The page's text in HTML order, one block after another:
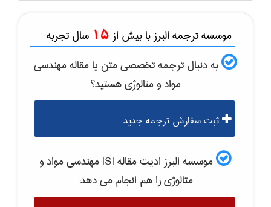
موسسه ترجمه البرز با بیش از 15 سال تجربه
به دنبال ترجمه تخصصی متن یا مقالهمهندسی
مواد و متالوژیهستید؟
ثبت سفارش ترجمه جدید
موسسه البرز ادیت مقاله ISI
مهندسی مواد و
متالوژیرا هم انجام می دهد: